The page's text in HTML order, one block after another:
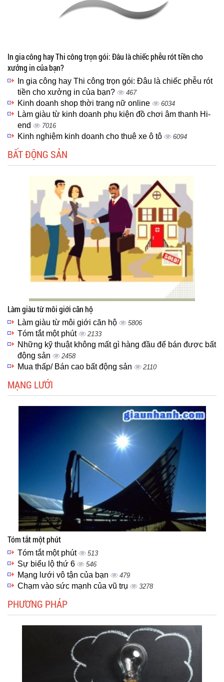
In gia công hay Thi công trọn gói: Đâu là chiếc phễu rót tiền cho
xưởng in của bạn?
In gia công hay Thi công trọn gói: Đâu là chiếc phễu rót
tiền cho xưởng in của bạn?
467
Kinh doanh shop thời trang nữ online 6034
Làm giàu từ kinh doanh phụ kiện đồ chơi âm thanh Hi-
end
7016
Kinh nghiệm kinh doanh cho thuê xe ô tô 6094
BẤT ĐỘNG SẢN
Làm giàu từ môi giới căn hộ
Làm giàu từ môi giới căn hộ 5806
Tóm tắt một phút 2133
Những kỹ thuật không mất gì hàng đầu để bán được bất
động sản
2458
Mua thấp/ Bán cao bất động sản 2110
MẠNG LƯỚI
Tóm tắt một phút
Tóm tắt một phút 513
Sự biểu lộ thứ 6 546
Mạng lưới vô tận của bạn 479
Chạm vào sức mạnh của vũ trụ 3278
PHƯƠNG PHÁP